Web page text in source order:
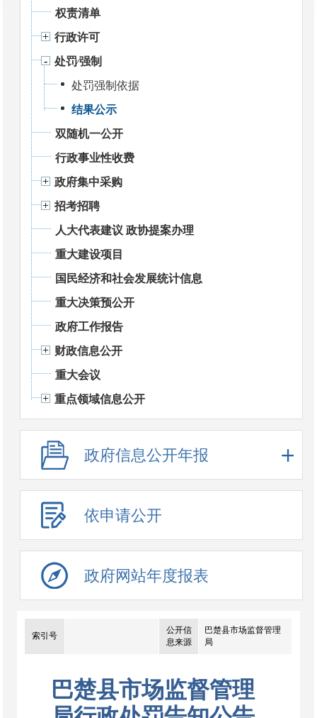
权责清单
行政许可
处罚⁄强制
处罚强制依据
结果公示
双随机一公开
行政事业性收费
政府集中采购
招考招聘
人大代表建议 政协提案办理
重大建设项目
国民经济和社会发展统计信息
重大决策预公开
政府工作报告
财政信息公开
重大会议
重点领域信息公开
政府信息公开年报
依申请公开
政府网站年度报表
索引号
公开信
息来源
巴楚县市场监督管理
局
巴楚县市场监督管理